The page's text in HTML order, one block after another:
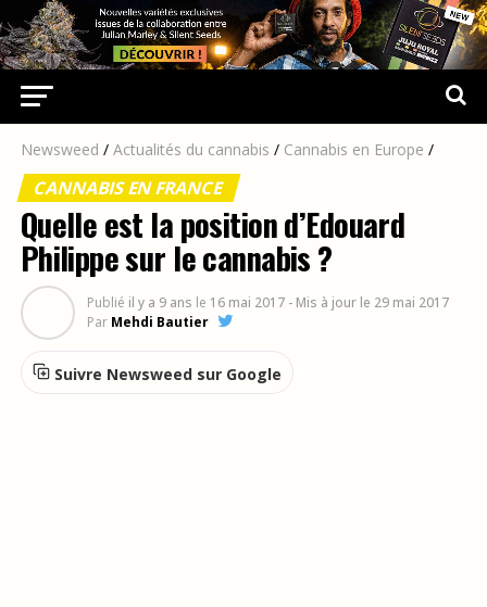
Newsweed / Actualités du cannabis / Cannabis en Europe /
CANNABIS EN FRANCE
Quelle est la position d’Edouard
Philippe sur le cannabis ?
Publié il y a 9 ans le 16 mai 2017 - Mis à jour le 29 mai 2017
Par Mehdi Bautier
Suivre Newsweed sur Google